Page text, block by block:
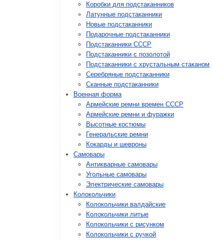
Коробки для подстаканников
Латунные подстаканники
Новые подстаканники
Подарочные подстаканники
Подстаканники СССР
Подстаканники с позолотой
Подстаканники с хрустальным стаканом
Серебряные подстаканники
Сканные подстаканники
Военная форма
Армейские ремни времен СССР
Армейские ремни и фуражки
Высотные костюмы
Генеральские ремни
Кокарды и шевроны
Cамовары
Антикварные самовары
Угольные самовары
Электрические самовары
Колокольчики
Колокольчики валдайские
Колокольчики литые
Колокольчики с рисунком
Колокольчики с ручкой